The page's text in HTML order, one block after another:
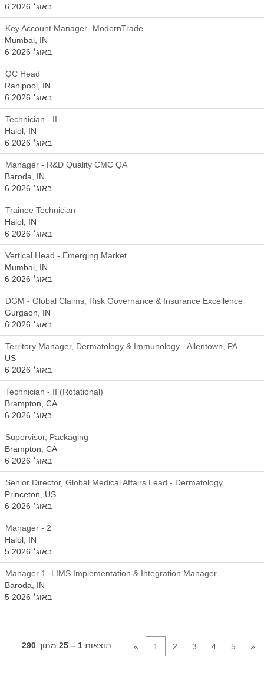
6 באוג׳ 2026
Key Account Manager- ModernTrade
Mumbai, IN
6 באוג׳ 2026
QC Head
Ranipool, IN
6 באוג׳ 2026
Technician - II
Halol, IN
6 באוג׳ 2026
Manager - R&D Quality CMC QA
Baroda, IN
6 באוג׳ 2026
Trainee Technician
Halol, IN
6 באוג׳ 2026
Vertical Head - Emerging Market
Mumbai, IN
6 באוג׳ 2026
DGM - Global Claims, Risk Governance & Insurance Excellence
Gurgaon, IN
6 באוג׳ 2026
Territory Manager, Dermatology & Immunology - Allentown, PA
US
6 באוג׳ 2026
Technician - II (Rotational)
Brampton, CA
6 באוג׳ 2026
Supervisor, Packaging
Brampton, CA
6 באוג׳ 2026
Senior Director, Global Medical Affairs Lead - Dermatology
Princeton, US
6 באוג׳ 2026
Manager - 2
Halol, IN
5 באוג׳ 2026
Manager 1 -LIMS Implementation & Integration Manager
Baroda, IN
5 באוג׳ 2026
תוצאות 1 – 25 מתוך 290 « 1 2 3 4 5 »